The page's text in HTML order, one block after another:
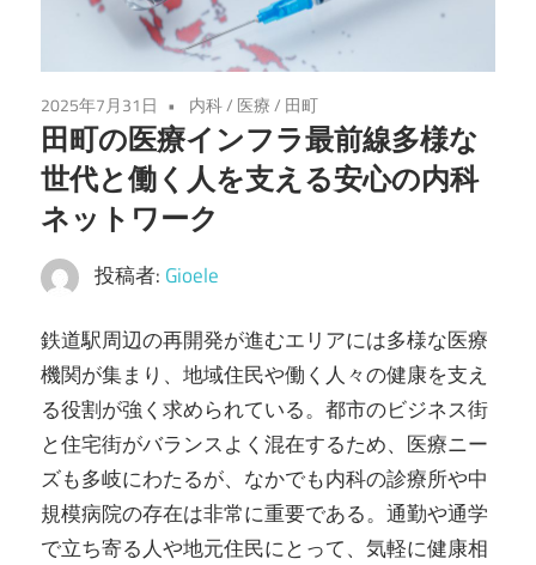
さ
せ
る
ラ
イ
フ
ス
タ
イ
ル
を
実
現
2025年7月31日 内科/ 医療/ 田町
田町の医療インフラ最前線多様な
世代と働く人を支える安心の内科
ネットワーク
投稿者: Gioele
鉄道駅周辺の再開発が進むエリアには多様な医療
機関が集まり、地域住民や働く人々の健康を支え
る役割が強く求められている。 都市のビジネス街
と住宅街がバランスよく混在するため、医療ニー
ズも多岐にわたるが、なかでも内科の診療所や中
規模病院の存在は非常に重要である。通勤や通学
で立ち寄る人や地元住民にとって、気軽に健康相